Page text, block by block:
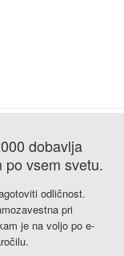
dobavlja
po vsem svetu.
odličnost.
pri
je na voljo po e-